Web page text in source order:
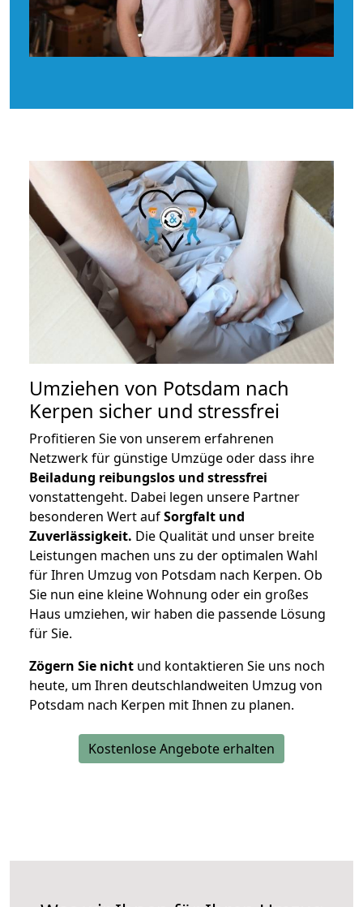
Umziehen von Potsdam nach
Kerpen sicher und stressfrei
Profitieren Sie von unserem erfahrenen
Netzwerk für günstige Umzüge oder dass ihre
Beiladung reibungslos und stressfrei
vonstattengeht. Dabei legen unsere Partner
besonderen Wert aufSorgfalt und
Zuverlässigkeit. Die Qualität und unser breite
Leistungen machen uns zu der optimalen Wahl
für Ihren Umzug von Potsdam nach Kerpen. Ob
Sie nun eine kleine Wohnung oder ein großes
Haus umziehen, wir haben die passende Lösung
für Sie.
Zögern Sie nicht und kontaktieren Sie uns noch
heute, um Ihren deutschlandweiten Umzug von
Potsdam nach Kerpen mit Ihnen zu planen.
Kostenlose Angebote erhalten